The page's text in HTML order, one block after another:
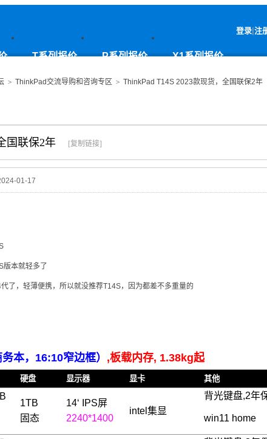
T系列报价 P系列报价 X1系列报价
登录 注
> ThinkPad交流导购和咨询专区 > ThinkPad T14S 2023款现货，全国联保2年
国联保2年 [复制链接]
01-17
版本就轻多了
了，轻薄便携，所以就没推荐T14S，因为都差不多重量的
务本，16:10窄边框） ,板载内存, 1.38kg起
硬盘 显示器 显卡 其他
1TB
固态
14‘
IPS屏
2240*1400
intel集显
背光键盘,2年
win11 home